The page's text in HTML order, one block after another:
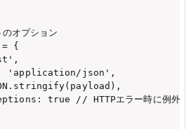
オプション
{
'application/json',
true // HTTPエラー時に例外を